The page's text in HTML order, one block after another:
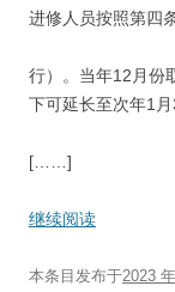
进修人员按照第四
行）。当年12月份
下可延长至次年1月
[……]
继续阅读
本条目发布于2023